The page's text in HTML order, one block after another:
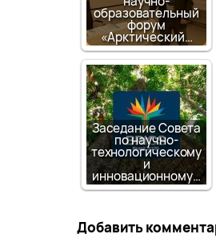
образовательный
форум
«Арктический…
Заседание Совета
по научно-
технологическому
и
инновационному…
Добавить